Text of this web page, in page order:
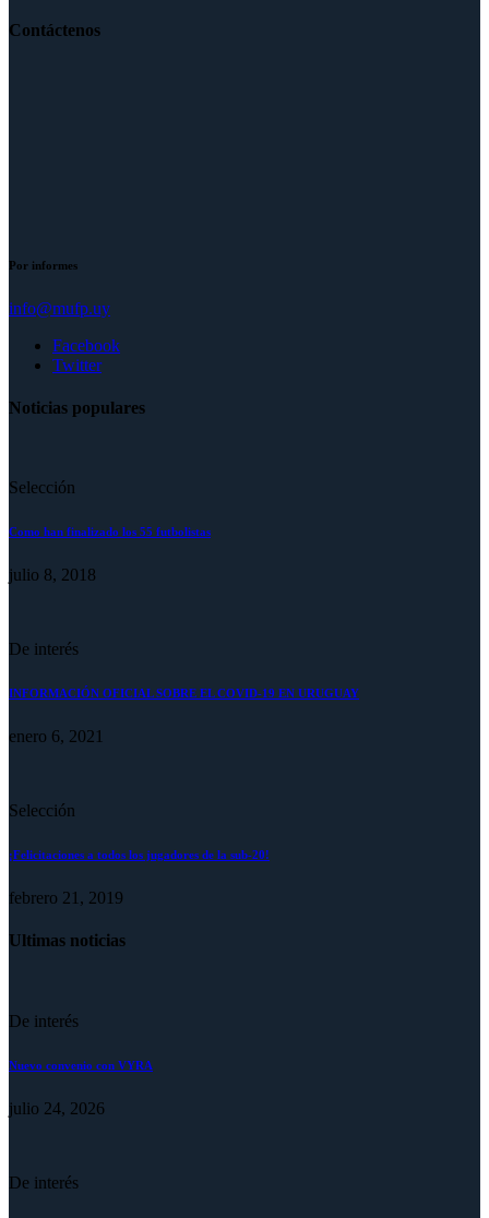
Contáctenos
Por informes
info@mufp.uy
Facebook
Twitter
Noticias populares
Selección
Como han finalizado los 55 futbolistas
julio 8, 2018
De interés
INFORMACIÓN OFICIAL SOBRE EL COVID-19 EN URUGUAY
enero 6, 2021
Selección
¡Felicitaciones a todos los jugadores de la sub-20!
febrero 21, 2019
Ultimas noticias
De interés
Nuevo convenio con VYRA
julio 24, 2026
De interés